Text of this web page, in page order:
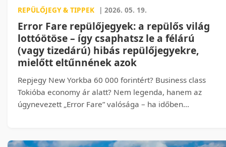
REPÜLŐJEGY & TIPPEK | 2026. 05. 19.
Error Fare repülőjegyek: a repülős világ
lottóötöse – így csaphatsz le a félárú
(vagy tizedárú) hibás repülőjegyekre,
mielőtt eltűnnének azok
Repjegy New Yorkba 60 000 forintért? Business class
Tokióba economy ár alatt? Nem legenda, hanem az
úgynevezett „Error Fare” valósága – ha időben
mire kell figyelned, hogy ne bukj rajtuk, és hozunk